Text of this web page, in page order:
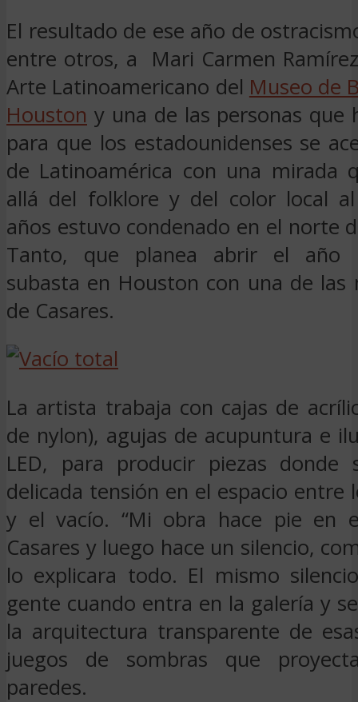
El resultado de ese año de
entre otros, a Mari Carmen
Arte Latinoamericano del Museo de
Houston y una de las personas que
para que los estadounidenses se
de Latinoamérica con una mirada
allá del folklore y del color local
años estuvo condenado en el norte
Tanto, que planea abrir el año
subasta en Houston con una de las
de Casares.
La artista trabaja con cajas de
de nylon), agujas de acupuntura e
LED, para producir piezas donde
delicada tensión en el espacio entre
y el vacío. “Mi obra hace pie en
Casares y luego hace un silencio,
lo explicara todo. El mismo
gente cuando entra en la galería y
la arquitectura transparente de
juegos de sombras que
paredes.